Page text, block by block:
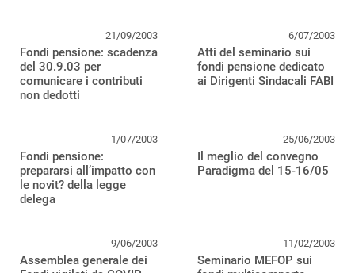
21/09/2003
Fondi pensione: scadenza
del 30.9.03 per
comunicare i contributi
non dedotti
6/07/2003
Atti del seminario sui
fondi pensione dedicato
ai Dirigenti Sindacali FABI
1/07/2003
Fondi pensione:
prepararsi all’impatto con
le novit? della legge
delega
25/06/2003
Il meglio del convegno
Paradigma del 15-16/05
9/06/2003
Assemblea generale dei
11/02/2003
Seminario MEFOP sui